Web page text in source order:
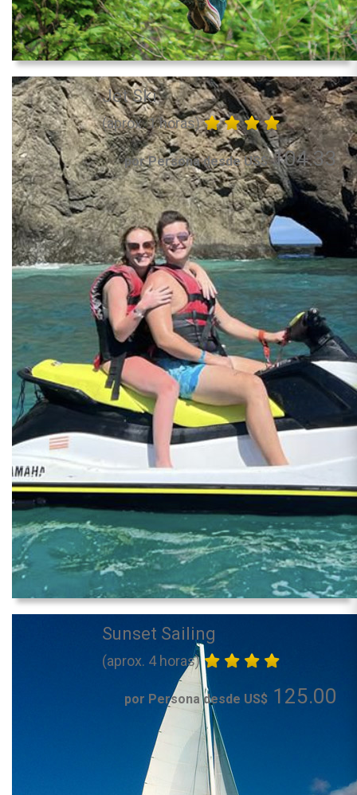
Jet Ski
(aprox. 1 horas)
por Persona desde US$104.33
Sunset Sailing
(aprox. 4 horas)
por Persona desde US$ 125.00